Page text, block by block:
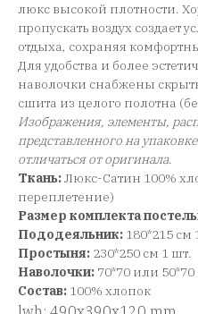
люкс высокой плотности.
пропускать воздух создает
отдыха, сохраняя
Для удобства и более
наволочки снабжены
сшита из целого полотна
Изображения, элементы,
представленного на
отличаться от оригинала.
Ткань:Люкс-Сатин 100%
переплетение)
Размер комплекта
Пододеяльник: 180*215
Простыня: 230*250 см 1 шт.
Наволочки: 70*70 или 50*70
Состав: 100% хлопок